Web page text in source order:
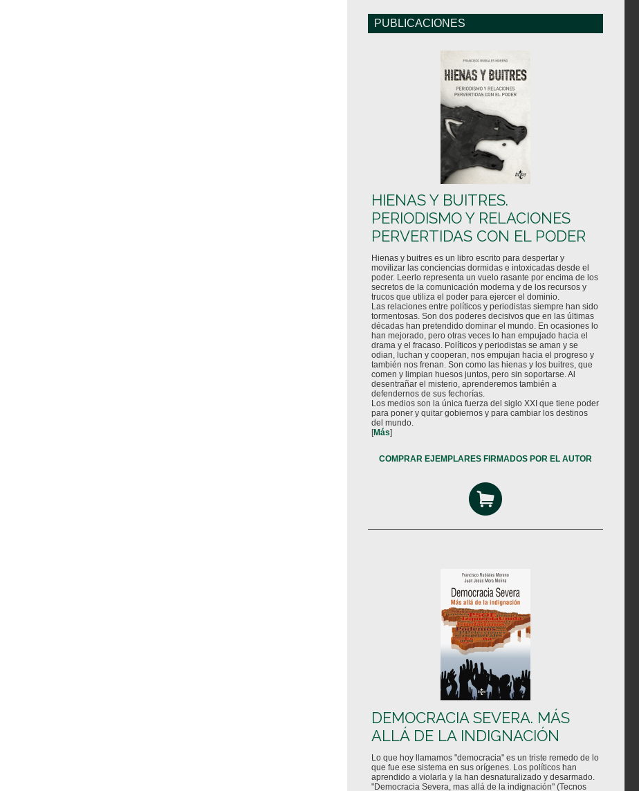
PUBLICACIONES
HIENAS Y BUITRES.
PERIODISMO Y RELACIONES
PERVERTIDAS CON EL PODER
Hienas y buitres es un libro escrito para despertar y
movilizar las conciencias dormidas e intoxicadas desde el
poder. Leerlo representa un vuelo rasante por encima de los
secretos de la comunicación moderna y de los recursos y
trucos que utiliza el poder para ejercer el dominio.
Las relaciones entre políticos y periodistas siempre han sido
tormentosas. Son dos poderes decisivos que en las últimas
décadas han pretendido dominar el mundo. En ocasiones lo
han mejorado, pero otras veces lo han empujado hacia el
drama y el fracaso. Políticos y periodistas se aman y se
odian, luchan y cooperan, nos empujan hacia el progreso y
también nos frenan. Son como las hienas y los buitres, que
comen y limpian huesos juntos, pero sin soportarse. Al
desentrañar el misterio, aprenderemos también a
defendernos de sus fechorías.
Los medios son la única fuerza del siglo XXI que tiene poder
para poner y quitar gobiernos y para cambiar los destinos
del mundo.
[Más]
COMPRAR EJEMPLARES FIRMADOS POR EL AUTOR
DEMOCRACIA SEVERA. MÁS
ALLÁ DE LA INDIGNACIÓN
Lo que hoy llamamos "democracia" es un triste remedo de lo
que fue ese sistema en sus orígenes. Los políticos han
aprendido a violarla y la han desnaturalizado y desarmado.
"Democracia Severa, mas allá de la indignación" (Tecnos